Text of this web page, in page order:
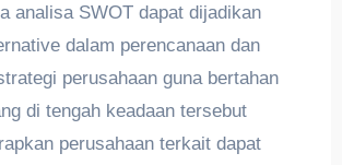
analisa SWOT dapat dijadikan
dalam perencanaan dan
perusahaan guna bertahan
di tengah keadaan tersebut
perusahaan terkait dapat